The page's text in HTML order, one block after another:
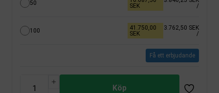
50
SEK
/
100
41.750,00
SEK
3.762,50 SEK
/
Få ett erbjudande
Köp